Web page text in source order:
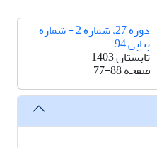
دوره 27، شماره 2 - شماره
پیاپی 94
تابستان 1403
صفحه77-88